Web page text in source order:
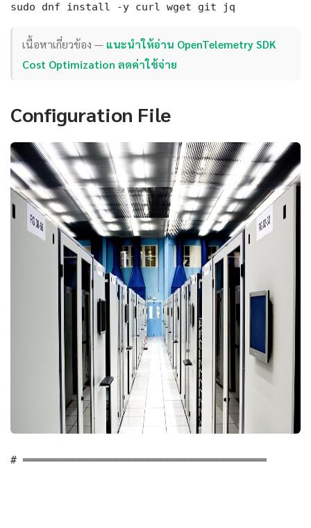
sudo dnf install -y curl wget git jq
เนื้อหาเกี่ยวข้อง — แนะนำให้อ่าน OpenTelemetry SDK
Cost Optimization ลดค่าใช้จ่าย
Configuration File
# ═══════════════════════════════════════